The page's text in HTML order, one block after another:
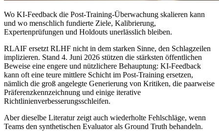
Wo KI-Feedback die Post-Training-Überwachung skalieren kann
und wo menschlich fundierte Ziele, Kalibrierung,
Expertenprüfungen und Holdouts unerlässlich bleiben.
RLAIF ersetzt RLHF nicht in dem starken Sinne, den Schlagzeilen
implizieren. Stand 4. Juni 2026 stützen die stärksten öffentlichen
Beweise eine engere und nützlichere Behauptung: KI-Feedback
kann oft eine teure mittlere Schicht im Post-Training ersetzen,
nämlich die groß angelegte Generierung von Kritiken, die paarweise
Präferenzkennzeichnung und einige iterative
Richtlinienverbesserungsschleifen.
Aber dieselbe Literatur zeigt auch wiederholte Fehlschläge, wenn
Teams den synthetischen Evaluator als Ground Truth behandeln.